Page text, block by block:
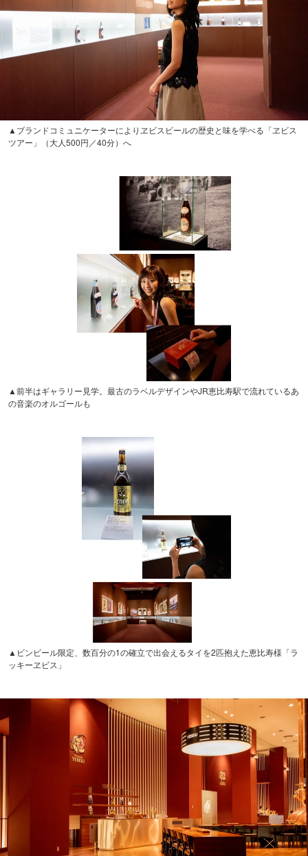
▲ブランドコミュニケーターによりヱビスビールの歴史と味を学べる「ヱビス
ツアー」（大人500円／40分）へ
▲前半はギャラリー見学。最古のラベルデザインやJR恵比寿駅で流れているあ
の音楽のオルゴールも
▲ビンビール限定、数百分の1の確立で出会えるタイを2匹抱えた恵比寿様「ラ
ッキーヱビス」